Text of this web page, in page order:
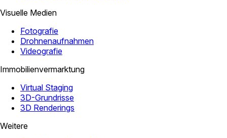
Visuelle Medien
Fotografie
Drohnenaufnahmen
Videografie
Immobilienvermarktung
Virtual Staging
3D-Grundrisse
3D Renderings
Weitere